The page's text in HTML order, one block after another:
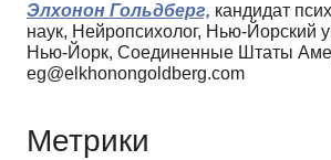
Элхонон Гольдберг, кандидат
наук, Нейропсихолог, Нью-Йорский
Нью-Йорк, Соединенные Штаты
eg@elkhonongoldberg.com
Метрики